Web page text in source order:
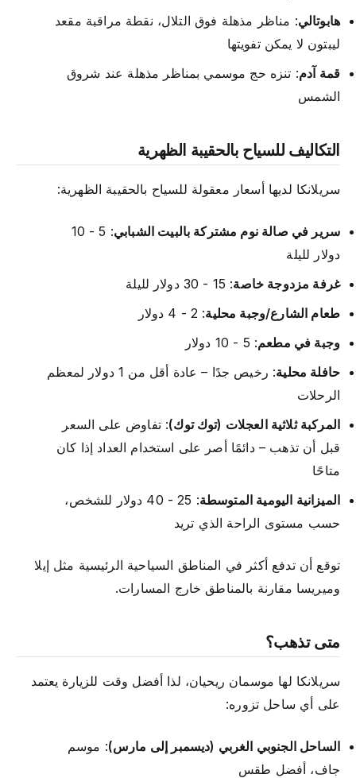
هابوتالي: مناظر مذهلة فوق التلال، نقطة مراقبة مقعد
ليبتون لا يمكن تفويتها
قمة آدم: تنزه حج موسمي بمناظر مذهلة عند شروق
الشمس
التكاليف للسياح بالحقيبة الظهرية
سريلانكا لديها أسعار معقولة للسياح بالحقيبة الظهرية:
سرير في صالة نوم مشتركة بالبيت الشبابي
: 5 - 10
دولار لليلة
غرفة مزدوجة خاصة: 15 - 30 دولار لليلة
طعام الشارع/وجبة محلية: 2 - 4 دولار
وجبة في مطعم: 5 - 10 دولار
حافلة محلية
: رخيص جدًا – عادة أقل من 1 دولار لمعظم
الرحلات
المركبة ثلاثية العجلات (توك توك): تفاوض على السعر
قبل أن تذهب – دائمًا أصر على استخدام العداد إذا كان
متاحًا
الميزانية اليومية المتوسطة
: 25 - 40 دولار للشخص،
حسب مستوى الراحة الذي تريد
توقع أن تدفع أكثر في المناطق السياحية الرئيسية مثل إيلا
وميريسا مقارنة بالمناطق خارج المسارات.
متى تذهب؟
سريلانكا لها موسمان ريحيان، لذا أفضل وقت للزيارة يعتمد
على أي ساحل تزوره:
الساحل الجنوبي الغربي (ديسمبر إلى مارس): موسم
جاف، أفضل طقس